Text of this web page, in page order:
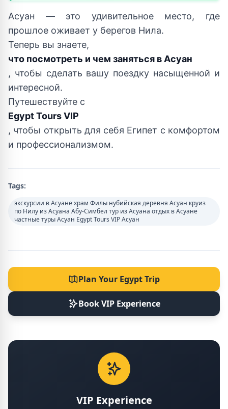
Асуан — это удивительное место, где
прошлое оживает у берегов Нила.
Теперь вы знаете,
что посмотреть и чем заняться в Асуан
, чтобы сделать вашу поездку насыщенной и
интересной.
Путешествуйте с
Egypt Tours VIP
, чтобы открыть для себя Египет с комфортом
и профессионализмом.
Tags:
экскурсии в Асуане храм Филы нубийская деревня Асуан круиз
по Нилу из Асуана Абу-Симбел тур из Асуана отдых в Асуане
частные туры Асуан Egypt Tours VIP Асуан
Plan Your Egypt Trip
Book VIP Experience
VIP Experience